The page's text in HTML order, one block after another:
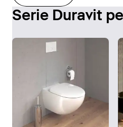
Serie Duravit